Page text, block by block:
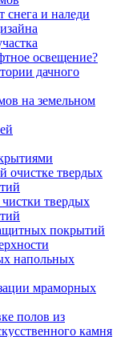
снега и наледи
освещение?
дачного
на земельном
очистке твердых
твердых
покрытий
напольных
мраморных
полов из
камня